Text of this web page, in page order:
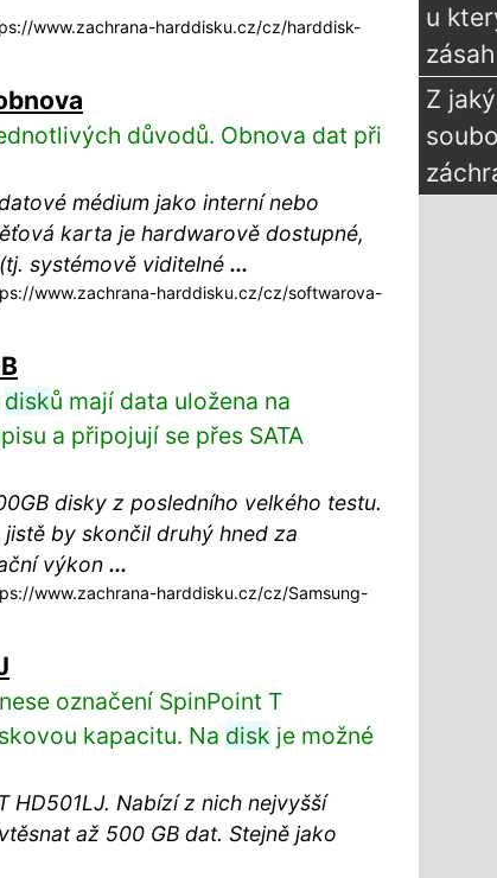
www.zachrana-harddisku.cz/cz/harddisk-
důvodů. Obnova dat při
médium jako interní nebo
karta je hardwarově dostupné,
systémově viditelné ...
www.zachrana-harddisku.cz/cz/softwarova-
disků mají data uložena na
a připojují se přes SATA
disky z posledního velkého testu.
by skončil druhý hned za
výkon ...
www.zachrana-harddisku.cz/cz/Samsung-
označení SpinPoint T
kapacitu. Na disk je možné
HD501LJ. Nabízí z nich nejvyšší
až 500 GB dat. Stejně jako
u
zásah
Z